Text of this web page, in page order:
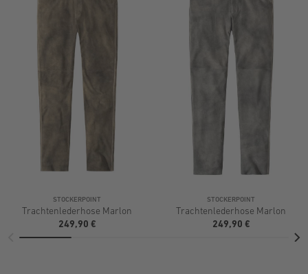
STOCKERPOINT
Trachtenlederhose Marlon
249,90 €
STOCKERPOINT
Trachtenlederhose Marlon
249,90 €